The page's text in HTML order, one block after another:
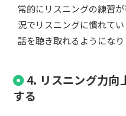
常的にリスニングの練習
況でリスニングに慣れて
話を聴き取れるようになり
4. リスニング力向
する